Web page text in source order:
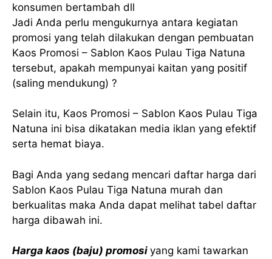
konsumen bertambah dll
Jadi Anda perlu mengukurnya antara kegiatan
promosi yang telah dilakukan dengan pembuatan
Kaos Promosi – Sablon Kaos Pulau Tiga Natuna
tersebut, apakah mempunyai kaitan yang positif
(saling mendukung) ?
Selain itu, Kaos Promosi – Sablon Kaos Pulau Tiga
Natuna ini bisa dikatakan media iklan yang efektif
serta hemat biaya.
Bagi Anda yang sedang mencari daftar harga dari
Sablon Kaos Pulau Tiga Natuna murah dan
berkualitas maka Anda dapat melihat tabel daftar
harga dibawah ini.
Harga kaos (baju) promosi yang kami tawarkan